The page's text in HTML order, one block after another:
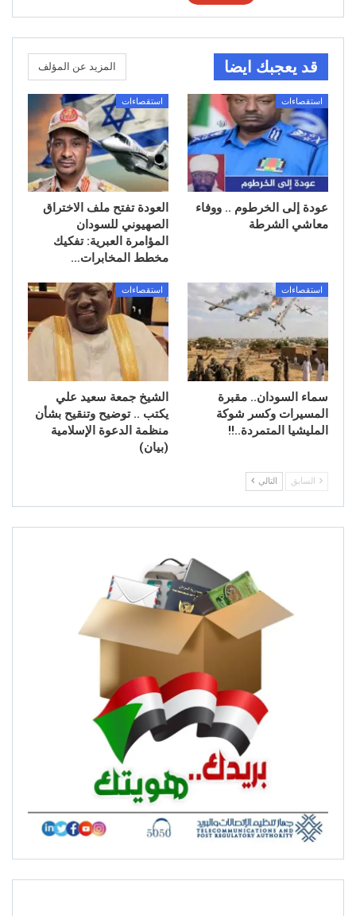
قد يعجبك ايضا المزيد عن المؤلف
استقصاءات
عودة إلى الخرطوم .. ووفاء
معاشي الشرطة
استقصاءات
العودة تفتح ملف الاختراق
الصهيوني للسودان
المؤامرة العبرية: تفكيك
مخطط المخابرات…
استقصاءات
سماء السودان.. مقبرة
المسيرات وكسر شوكة
المليشيا المتمردة..!!
استقصاءات
الشيخ جمعة سعيد علي
يكتب .. توضيح وتنقيح بشأن
منظمة الدعوة الإسلامية
(بيان)
السابق التالي